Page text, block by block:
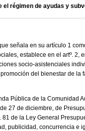
régimen de ayudas y
señala en su artículo 1
establece en el artº. 2,
socio-asistenciales
del bienestar de
Pública de la Comunidad
27 de diciembre, de
de la Ley General
publicidad, concurrencia e